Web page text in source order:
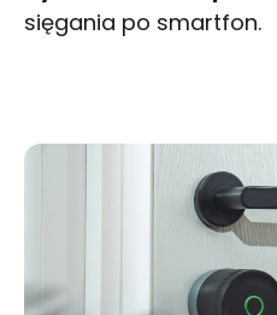
sięgania po smartfon.